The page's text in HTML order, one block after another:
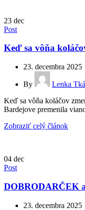
23 dec
Post
Keď sa vôňa
23. decembra 2025
By
Lenka
Keď sa vôňa koláčov
Bardejove premenila
Zobraziť celý článok
04 dec
Post
DOBRODARČEK
23. decembra 2025